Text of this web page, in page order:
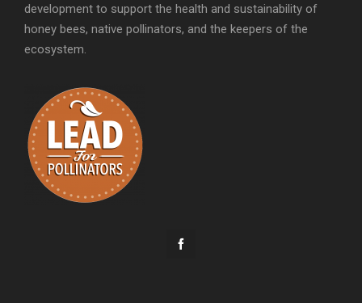
development to support the health and sustainability of
honey bees, native pollinators, and the keepers of the
ecosystem.